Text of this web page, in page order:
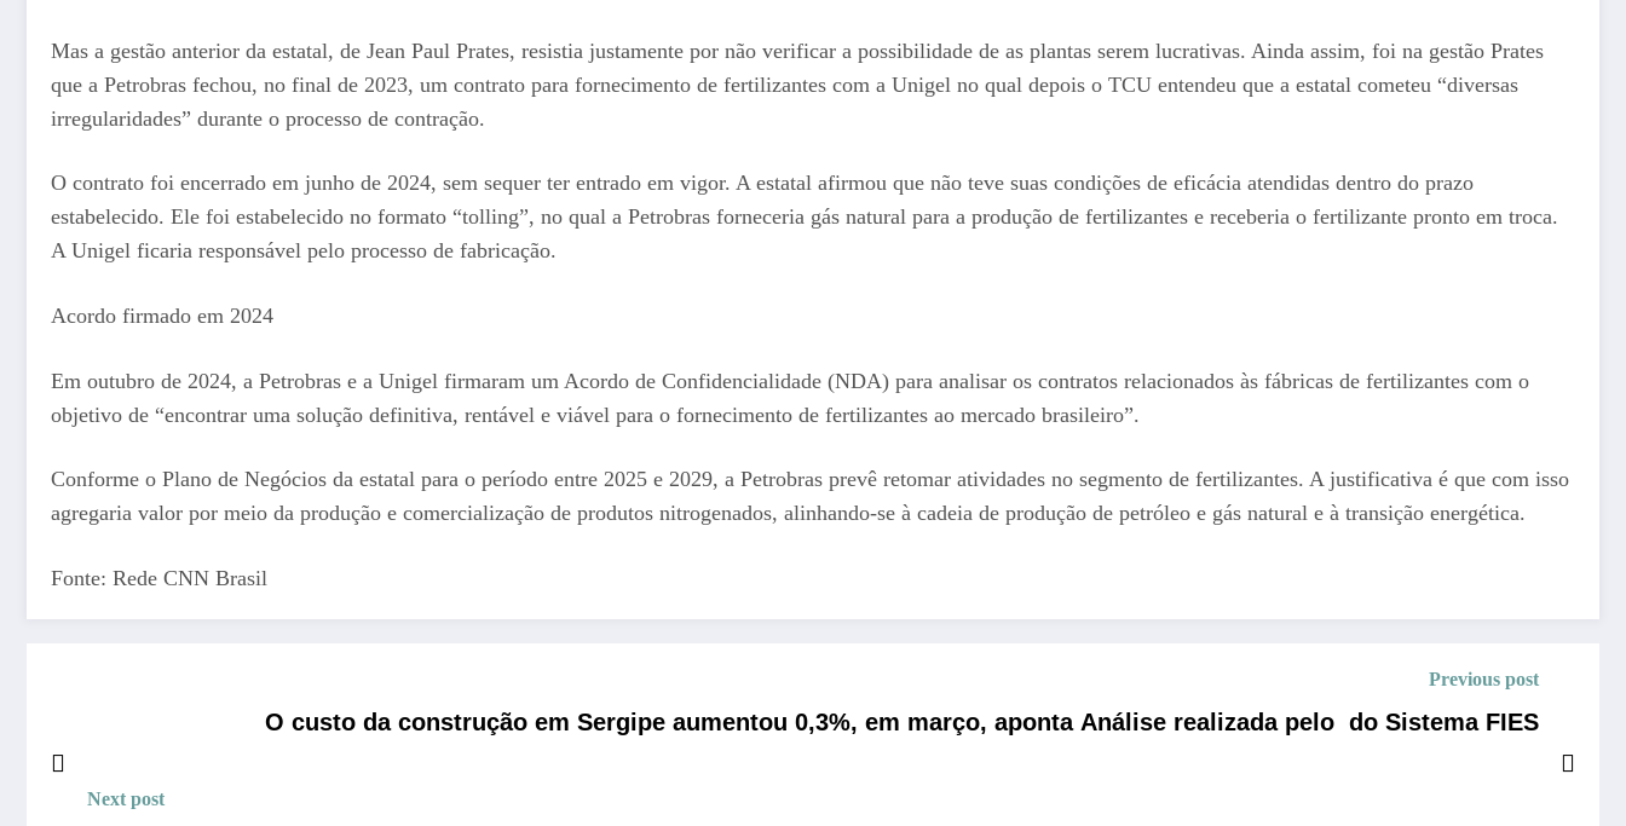
Mas a gestão anterior da estatal, de Jean Paul Prates, resistia justamente por não verificar a possibilidade de as plantas serem lucrativas. Ainda assim, foi na gestão Prates
que a Petrobras fechou, no final de 2023, um contrato para fornecimento de fertilizantes com a Unigel no qual depois o TCU entendeu que a estatal cometeu “diversas
irregularidades” durante o processo de contração.
O contrato foi encerrado em junho de 2024, sem sequer ter entrado em vigor. A estatal afirmou que não teve suas condições de eficácia atendidas dentro do prazo
estabelecido. Ele foi estabelecido no formato “tolling”, no qual a Petrobras forneceria gás natural para a produção de fertilizantes e receberia o fertilizante pronto em troca.
A Unigel ficaria responsável pelo processo de fabricação.
Acordo firmado em 2024
Em outubro de 2024, a Petrobras e a Unigel firmaram um Acordo de Confidencialidade (NDA) para analisar os contratos relacionados às fábricas de fertilizantes com o
objetivo de “encontrar uma solução definitiva, rentável e viável para o fornecimento de fertilizantes ao mercado brasileiro”.
Conforme o Plano de Negócios da estatal para o período entre 2025 e 2029, a Petrobras prevê retomar atividades no segmento de fertilizantes. A justificativa é que com isso
agregaria valor por meio da produção e comercialização de produtos nitrogenados, alinhando-se à cadeia de produção de petróleo e gás natural e à transição energética.
Fonte: Rede CNN Brasil
Previous post
O custo da construção em Sergipe aumentou 0,3%, em março, aponta Análise realizada pelo do Sistema FIES
Next post